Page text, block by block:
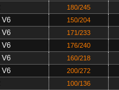
180/245
V6 150/204
V6 171/233
V6 176/240
V6 160/218
V6 200/272
100/136